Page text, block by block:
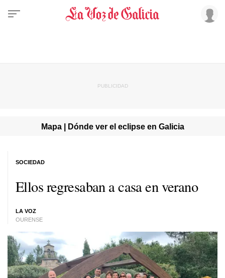
Mapa | Dónde ver el eclipse en Galicia
Ellos regresaban a casa en verano
LA VOZ
OURENSE
SOCIEDAD